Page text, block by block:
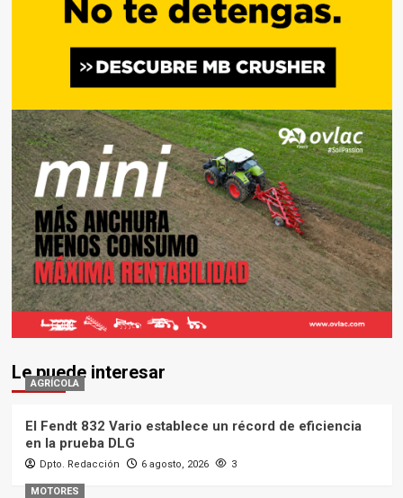
Le puede interesar
AGRÍCOLA
El Fendt 832 Vario establece un récord de eficiencia
en la prueba DLG
Dpto. Redacción 6 agosto, 2026 3
MOTORES